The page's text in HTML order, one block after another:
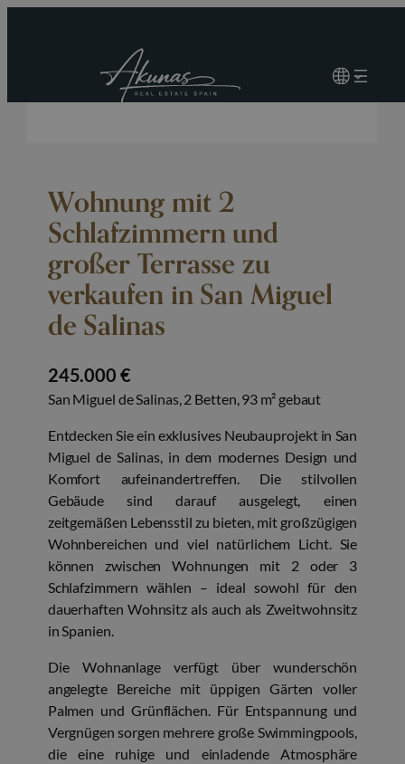
Wohnung mit 2
Schlafzimmern und
großer Terrasse zu
verkaufen in San Miguel
de Salinas
245.000 €
San Miguel de Salinas, 2 Betten, 93 m² gebaut
Entdecken Sie ein exklusives Neubauprojekt in San
Miguel de Salinas, in dem modernes Design und
Komfort aufeinandertreffen. Die stilvollen
Gebäude sind darauf ausgelegt, einen
zeitgemäßen Lebensstil zu bieten, mit großzügigen
Wohnbereichen und viel natürlichem Licht. Sie
können zwischen Wohnungen mit 2 oder 3
Schlafzimmern wählen – ideal sowohl für den
dauerhaften Wohnsitz als auch als Zweitwohnsitz
in Spanien.
Die Wohnanlage verfügt über wunderschön
angelegte Bereiche mit üppigen Gärten voller
Palmen und Grünflächen. Für Entspannung und
Vergnügen sorgen mehrere große Swimmingpools,
die eine ruhige und einladende Atmosphäre